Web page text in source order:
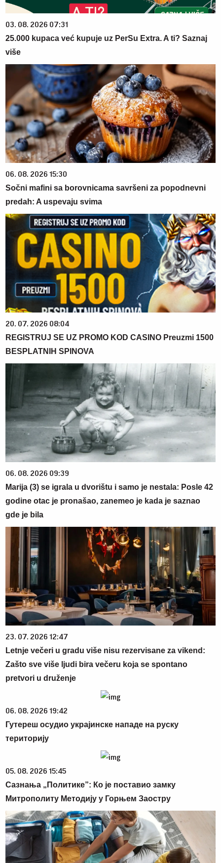
03. 08. 2026 07:31
25.000 kupaca već kupuje uz PerSu Extra. A ti? Saznaj
više
06. 08. 2026 15:30
Sočni mafini sa borovnicama savršeni za popodnevni
predah: A uspevaju svima
20. 07. 2026 08:04
REGISTRUJ SE UZ PROMO KOD CASINO Preuzmi 1500
BESPLATNIH SPINOVA
06. 08. 2026 09:39
Marija (3) se igrala u dvorištu i samo je nestala: Posle 42
godine otac je pronašao, zanemeo je kada je saznao
gde je bila
23. 07. 2026 12:47
Letnje večeri u gradu više nisu rezervisane za vikend:
Zašto sve više ljudi bira večeru koja se spontano
pretvori u druženje
06. 08. 2026 19:42
Гутереш осудио украјинске нападе на руску
територију
05. 08. 2026 15:45
Сазнања „Политике”: Ко је поставио замку
Митрополиту Методију у Горњем Заостру